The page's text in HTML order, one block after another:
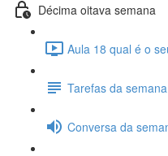
Décima oitava semana
Aula 18 qual é o
Tarefas da semana
Conversa da